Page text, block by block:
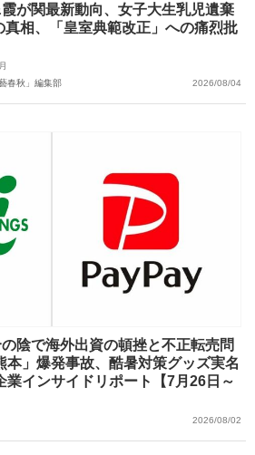
が関最新動向、女子大生乳児遺棄
真相、「皇室典範改正」への痛烈批
藝春秋」編集部
2026/08/04
陰で海外出資の頓挫と不正転売問
本」爆発事故、酷暑対策グッズ実名
インサイドリポート【7月26日～
2026/08/02